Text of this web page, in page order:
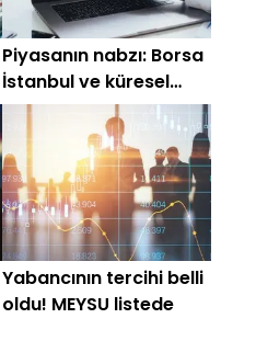
Piyasanın nabzı: Borsa
İstanbul ve küresel
piyasalarda gün
başlarken (10 Nisan
2026)
Yabancının tercihi belli
oldu! MEYSU listede